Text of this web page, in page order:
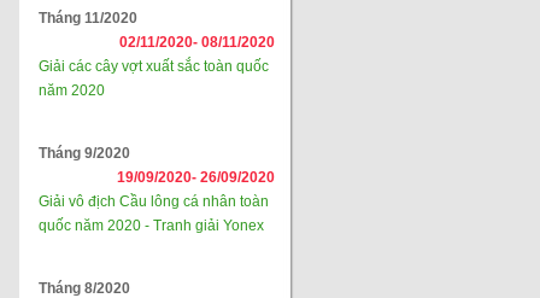
Tháng 11/2020
02/11/2020- 08/11/2020
Giải các cây vợt xuất sắc toàn quốc
năm 2020
Tháng 9/2020
19/09/2020- 26/09/2020
Giải vô địch Cầu lông cá nhân toàn
quốc năm 2020 - Tranh giải Yonex
Tháng 8/2020